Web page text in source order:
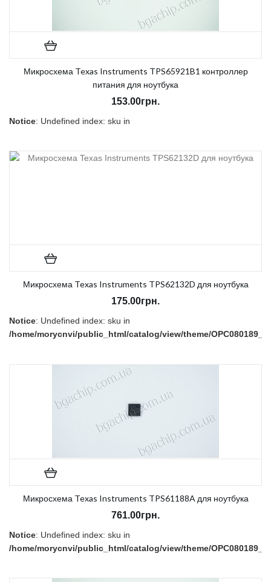
Микросхема Texas Instruments TPS65921B1 контроллер
питания для ноутбука
153.00грн.
Notice: Undefined index: sku in
В наличии:Есть
Микросхема Texas Instruments TPS62132D для ноутбука
175.00грн.
Notice: Undefined index: sku in
/home/morycnvi/public_html/catalog/view/theme/
Микросхема Texas Instruments TPS61188A для ноутбука
761.00грн.
Notice: Undefined index: sku in
/home/morycnvi/public_html/catalog/view/theme/